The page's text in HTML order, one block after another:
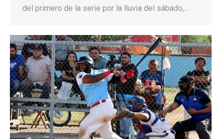
del primero de la serie por la lluvia del sábado,…